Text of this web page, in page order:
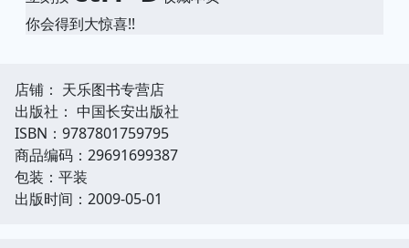
你会得到大惊喜!!
店铺： 天乐图书专营店
出版社： 中国长安出版社
ISBN：9787801759795
商品编码：29691699387
包装：平装
出版时间：2009-05-01